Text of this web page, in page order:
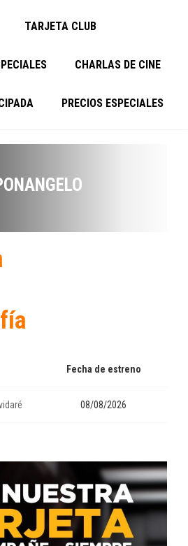
TARJETA CLUB
CHARLAS DE CINE
PRECIOS ESPECIALES
Fecha de estreno
08/08/2026